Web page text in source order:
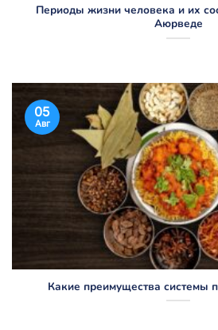
Периоды жизни человека и их
Аюрведе
Какие преимущества системы
05
Авг